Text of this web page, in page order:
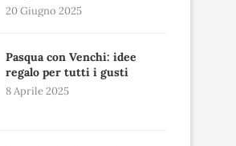
20 Giugno 2025
Pasqua con Venchi: idee
regalo per tutti i gusti
8 Aprile 2025